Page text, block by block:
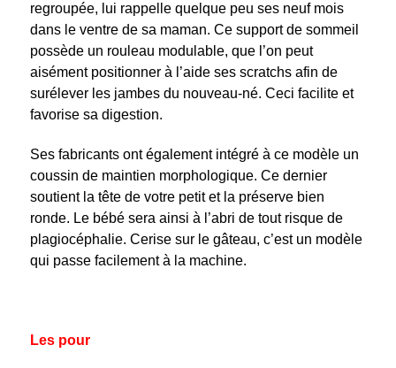
regroupée, lui rappelle quelque peu ses neuf mois
dans le ventre de sa maman. Ce support de sommeil
possède un rouleau modulable, que l’on peut
aisément positionner à l’aide ses scratchs afin de
surélever les jambes du nouveau-né. Ceci facilite et
favorise sa digestion.
Ses fabricants ont également intégré à ce modèle un
coussin de maintien morphologique. Ce dernier
soutient la tête de votre petit et la préserve bien
ronde. Le bébé sera ainsi à l’abri de tout risque de
plagiocéphalie. Cerise sur le gâteau, c’est un modèle
qui passe facilement à la machine.
Les pour